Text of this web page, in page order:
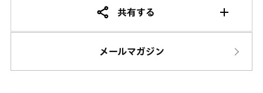
共有する
メールマガジン